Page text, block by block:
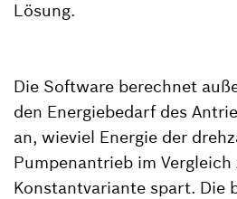
Lösung.
Die Software berechnet
den Energiebedarf des
an, wieviel Energie der
Pumpenantrieb im Vergleich
Konstantvariante spart. Die